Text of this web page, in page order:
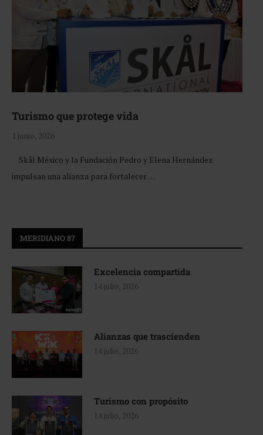
Turismo que protege vida
1 junio, 2026
Skål México y la Fundación Pedro y Elena Hernández
impulsan una alianza para fortalecer …
MERIDIANO 87
Excelencia compartida
14 julio, 2026
Alianzas que trascienden
14 julio, 2026
Turismo con propósito
14 julio, 2026